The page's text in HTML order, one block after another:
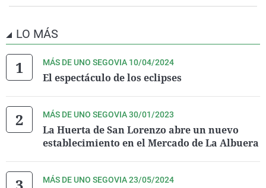
LO MÁS
MÁS DE UNO SEGOVIA 10/04/2024
El espectáculo de los eclipses
MÁS DE UNO SEGOVIA 30/01/2023
La Huerta de San Lorenzo abre un nuevo
establecimiento en el Mercado de La Albuera
MÁS DE UNO SEGOVIA 23/05/2024